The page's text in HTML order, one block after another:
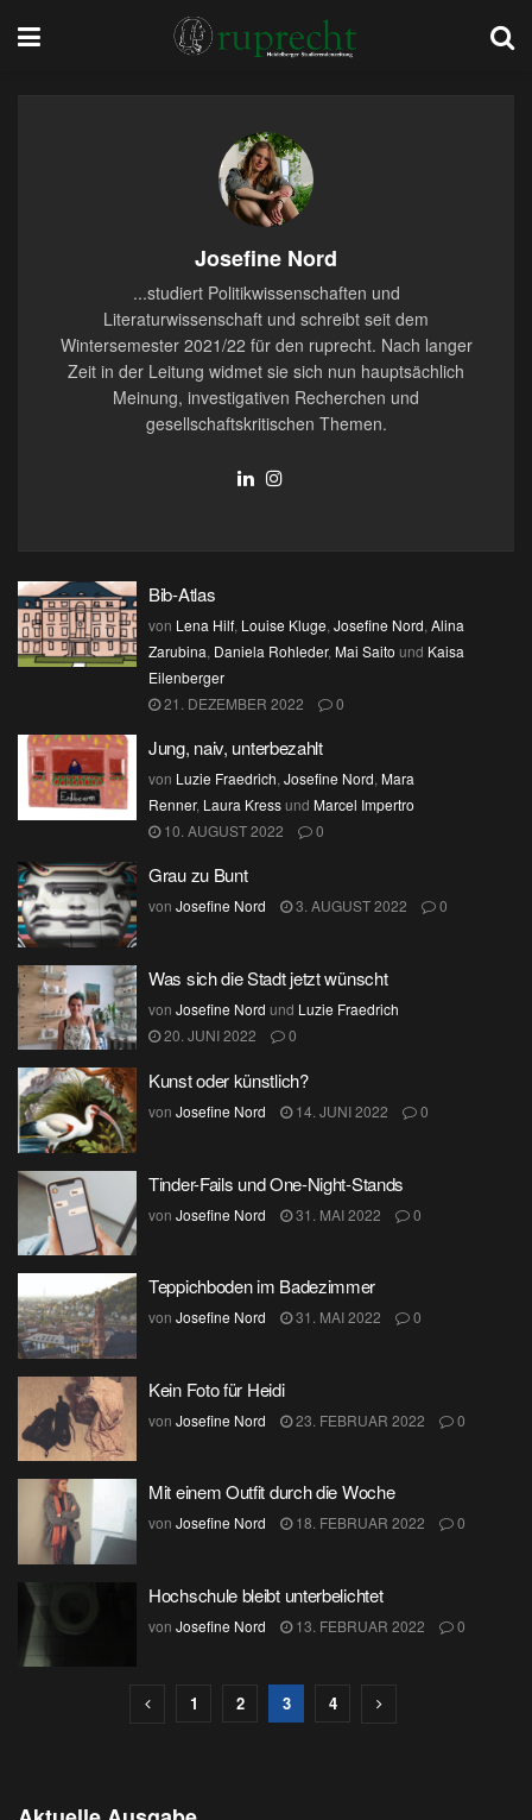
Josefine Nord
...studiert Politikwissenschaften und
Literaturwissenschaft und schreibt seit dem
Wintersemester 2021/22 für den ruprecht. Nach langer
Zeit in der Leitung widmet sie sich nun hauptsächlich
Meinung, investigativen Recherchen und
gesellschaftskritischen Themen.
Bib-Atlas
von Lena Hilf, Louise Kluge, Josefine Nord, Alina
Zarubina, Daniela Rohleder, Mai Saito und Kaisa
Eilenberger
21. DEZEMBER 2022
0
Jung, naiv, unterbezahlt
von Luzie Fraedrich, Josefine Nord, Mara
Renner, Laura Kressund Marcel Impertro
10. AUGUST 2022
0
Grau zu Bunt
von Josefine Nord 3. AUGUST 2022 0
Was sich die Stadt jetzt wünscht
von Josefine Nord und Luzie Fraedrich
20. JUNI 2022
0
Kunst oder künstlich?
von Josefine Nord 14. JUNI 2022 0
Tinder-Fails und One-Night-Stands
von Josefine Nord 31. MAI 2022 0
Teppichboden im Badezimmer
von Josefine Nord 31. MAI 2022 0
Kein Foto für Heidi
von Josefine Nord 23. FEBRUAR 2022 0
Mit einem Outfit durch die Woche
von Josefine Nord 18. FEBRUAR 2022 0
Hochschule bleibt unterbelichtet
von Josefine Nord 13. FEBRUAR 2022 0
1 2 3 4